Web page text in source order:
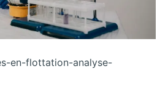
en-flottation-analyse-